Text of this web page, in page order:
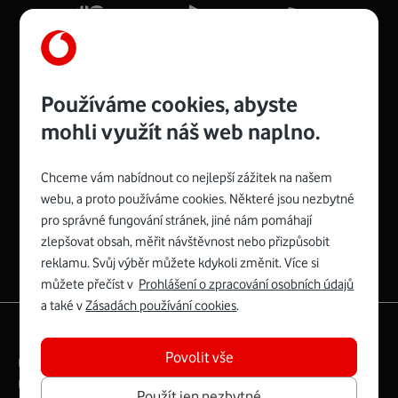
Zyxel VMG8623-T50B:
Rozměry modemu jsou 16 x 22 x 7,5 cm (včetně stojánku)
a nabízí 4 gigabitové LAN porty a bezdrátové připojení Wi-
Fi ve verzích 802.11 b/g/n/ac pro frekvenci 2,4 GHz a
Mb/s.
Více o Zyxel VMG8623-T50B
Spojte se s Vodafonem
Právní­ podmí­nky
Ochrana soukromí­
Digitální odpovědnost
Používáme cookies, abyste
mohli využít náš web naplno.
Chceme vám nabídnout co nejlepší zážitek na našem
webu, a proto používáme cookies. Některé jsou nezbytné
pro správné fungování stránek, jiné nám pomáhají
zlepšovat obsah, měřit návštěvnost nebo přizpůsobit
reklamu. Svůj výběr můžete kdykoli změnit. Více si
můžete přečíst v Prohlášení o zpracování osobních údajů
a také vZásadách používání cookies.
Povolit vše